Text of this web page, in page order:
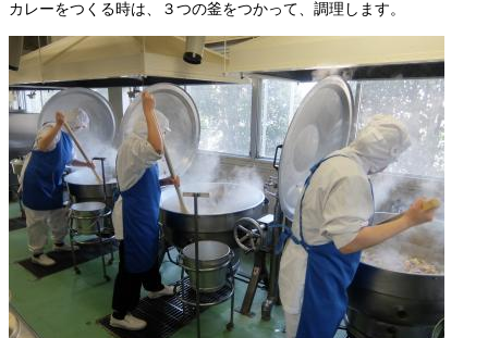
カレーをつくる時は、３つの釜をつかって、調理します。